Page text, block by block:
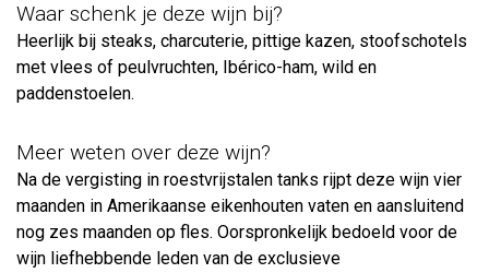
Waar schenk je deze wijn bij?
Heerlijk bij steaks, charcuterie, pittige kazen, stoofschotels
met vlees of peulvruchten, Ibérico-ham, wild en
paddenstoelen.
Meer weten over deze wijn?
Na de vergisting in roestvrijstalen tanks rijpt deze wijn vier
maanden in Amerikaanse eikenhouten vaten en aansluitend
nog zes maanden op fles. Oorspronkelijk bedoeld voor de
wijn liefhebbende leden van de exclusieve